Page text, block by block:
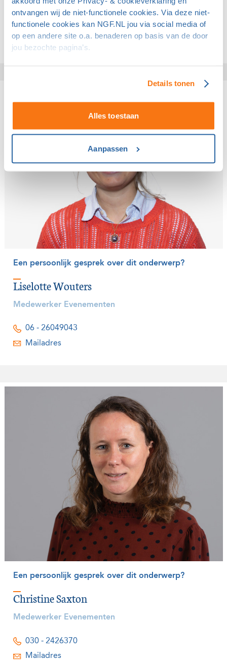
ontvangen wij de niet-functionele cookies. Via deze niet-
functionele cookies kan NGF.NL jou via social media of
op een andere site o.a. benaderen op basis van de door
jou bezochte pagina’s.
Details tonen
Alles toestaan
Aanpassen
Teammanager Evenementen
06 - 48272585
Een persoonlijk gesprek over dit onderwerp?
Liselotte Wouters
Medewerker Evenementen
06 - 26049043
Mailadres
Een persoonlijk gesprek over dit onderwerp?
Christine Saxton
Medewerker Evenementen
030 - 2426370
Mailadres